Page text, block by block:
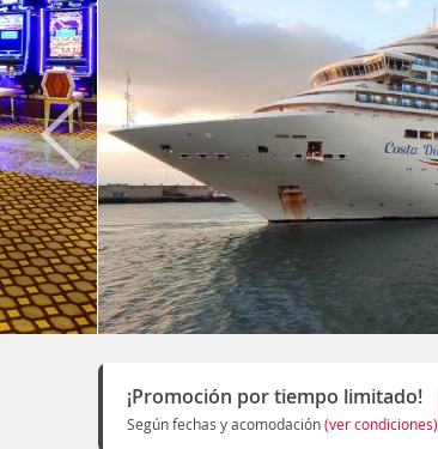
¡Promoción por tiempo limitado!
Según fechas y acomodación(ver condiciones)